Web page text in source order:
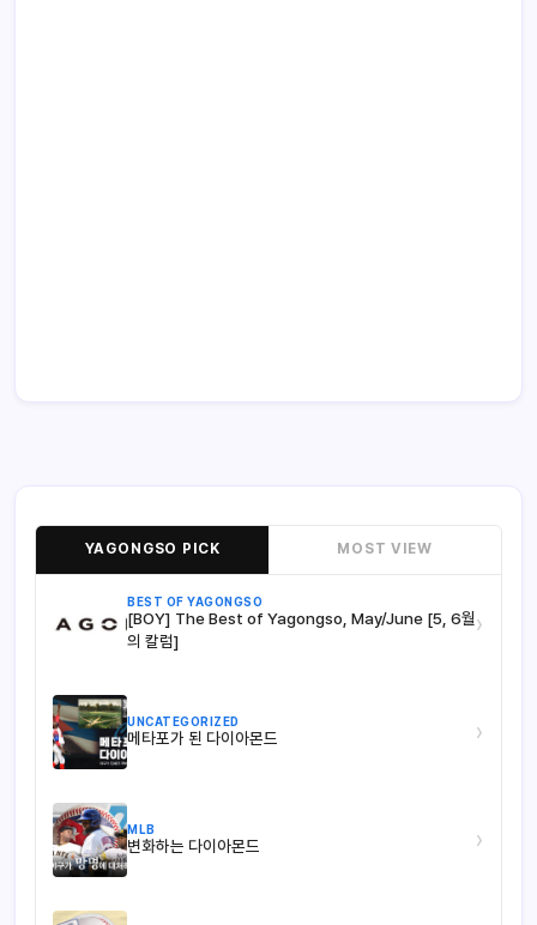
YAGONGSO PICK MOST VIEW
BEST OF YAGONGSO
[BOY] The Best of Yagongso, May/June [5, 6월
의 칼럼]
›
UNCATEGORIZED
메타포가 된 다이아몬드 ›
MLB
변화하는 다이아몬드 ›